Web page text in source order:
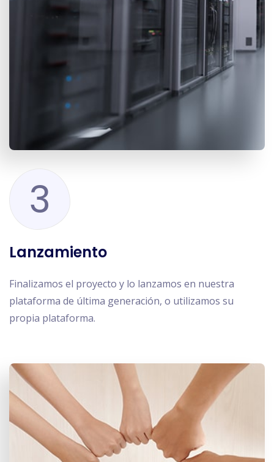
3
Lanzamiento
Finalizamos el proyecto y lo lanzamos en nuestra
plataforma de última generación, o utilizamos su
propia plataforma.